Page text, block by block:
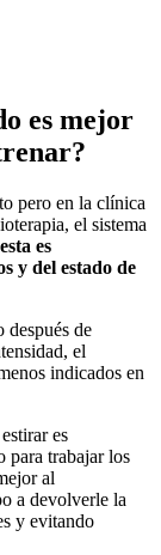
es mejor
pero en la clínica
el sistema
es
y del estado de
después de
el
indicados en
es
para trabajar los
al
a devolverle la
y evitando